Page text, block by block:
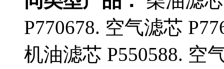
P770678. 空气滤芯
机油滤芯 P550588. 空